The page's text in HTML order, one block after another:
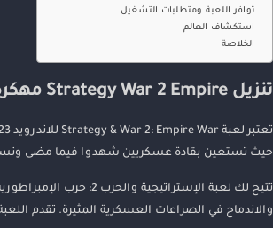
توافر اللعبة ومتطلبات التشغيل
استكشاف العالم
الخلاصة
تنزيل Strategy War 2 Empire مهكرة وكاملة
حيث تستعين بقادة عسكريين شهدوا فيما مضى
تتيح لك لعبة
والاندماج في الصراعات العسكرية المثيرة. تقدم